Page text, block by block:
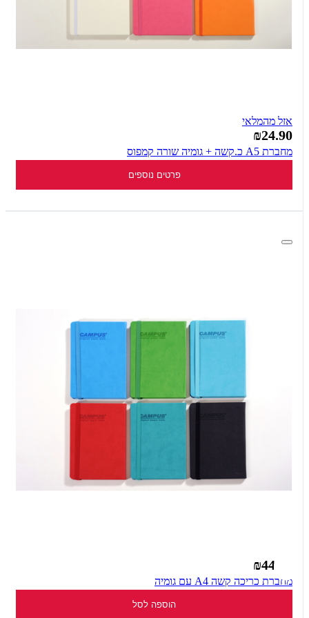
אזל מהמלאי
₪24.90
מחברת A5 כ.קשה + גומיה שורה קמפוס
פרטים נוספים
₪44.90
מחברת כריכה קשה A4 עם גומיה
הוספה לסל